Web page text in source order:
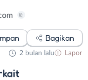
Bagikan
2 bulan lalu Lapor